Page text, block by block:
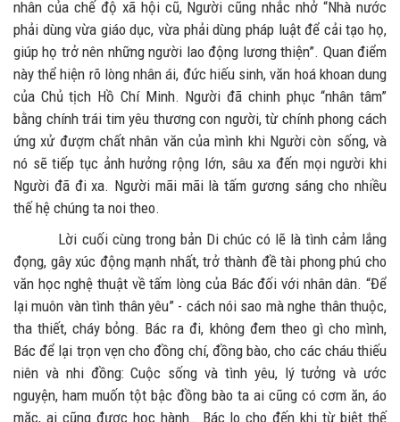
nhân của chế độ xã hội cũ, Người cũng nhắc nhở “Nhà nước
phải dùng vừa giáo dục, vừa phải dùng pháp luật để cải tạo họ,
giúp họ trở nên những người lao động lương thiện”. Quan điểm
này thể hiện rõ lòng nhân ái, đức hiếu sinh, văn hoá khoan dung
của Chủ tịch Hồ Chí Minh. Người đã chinh phục “nhân tâm”
bằng chính trái tim yêu thương con người, từ chính phong cách
ứng xử đượm chất nhân văn của mình khi Người còn sống, và
nó sẽ tiếp tục ảnh hưởng rộng lớn, sâu xa đến mọi người khi
Người đã đi xa. Người mãi mãi là tấm gương sáng cho nhiều
thế hệ chúng ta noi theo.
Lời cuối cùng trong bản Di chúc có lẽ là tình cảm lắng
đọng, gây xúc động mạnh nhất, trở thành đề tài phong phú cho
văn học nghệ thuật về tấm lòng của Bác đối với nhân dân. “Để
lại muôn vàn tình thân yêu” - cách nói sao mà nghe thân thuộc,
tha thiết, cháy bỏng. Bác ra đi, không đem theo gì cho mình,
Bác để lại trọn vẹn cho đồng chí, đồng bào, cho các cháu thiếu
niên và nhi đồng: Cuộc sống và tình yêu, lý tưởng và ước
nguyện, ham muốn tột bậc đồng bào ta ai cũng có cơm ăn, áo
mặc, ai cũng được học hành… Bác lo cho đến khi từ biệt thế